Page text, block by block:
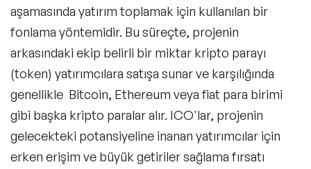
aşamasında yatırım toplamak için kullanılan bir
fonlama yöntemidir. Bu süreçte, projenin
arkasındaki ekip belirli bir miktar kripto parayı
(token) yatırımcılara satışa sunar ve karşılığında
genellikle Bitcoin, Ethereum veya fiat para birimi
gibi başka kripto paralar alır. ICO'lar, projenin
gelecekteki potansiyeline inanan yatırımcılar için
erken erişim ve büyük getiriler sağlama fırsatı